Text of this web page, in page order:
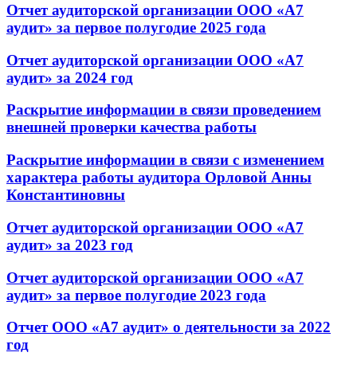
Отчет аудиторской организации ООО «А7
аудит» за первое полугодие 2025 года
Отчет аудиторской организации ООО «А7
аудит» за 2024 год
Раскрытие информации в связи проведением
внешней проверки качества работы
Раскрытие информации в связи с изменением
характера работы аудитора Орловой Анны
Константиновны
Отчет аудиторской организации ООО «А7
аудит» за 2023 год
Отчет аудиторской организации ООО «А7
аудит» за первое полугодие 2023 года
Отчет ООО «А7 аудит» о деятельности за 2022
год